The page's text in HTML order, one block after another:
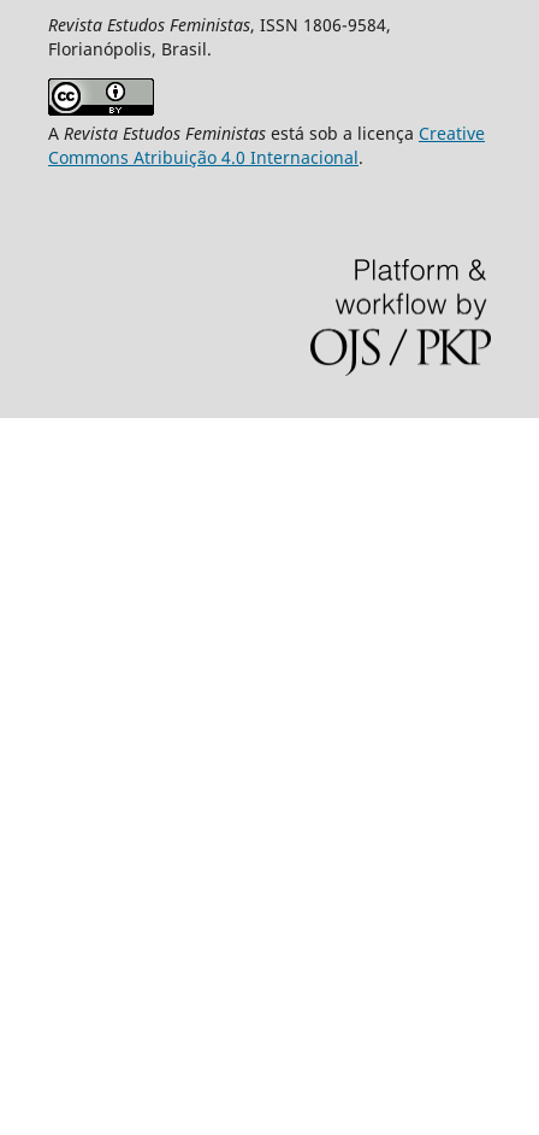
Revista Estudos Feministas, ISSN 1806-9584,
Florianópolis, Brasil.
A Revista Estudos Feministasestá sob a licença Creative
Commons Atribuição 4.0 Internacional.